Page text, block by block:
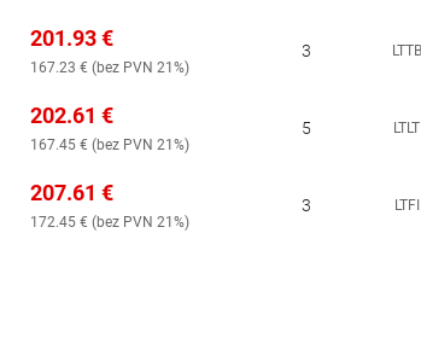
201.93€
167.23 € (bez PVN 21%)
3 LTTB
202.61 €
167.45 € (bez PVN 21%)
5 LTLT
207.61 €
172.45 € (bez PVN 21%)
3 LTFI